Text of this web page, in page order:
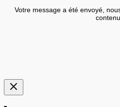
Votre message a été envoyé,